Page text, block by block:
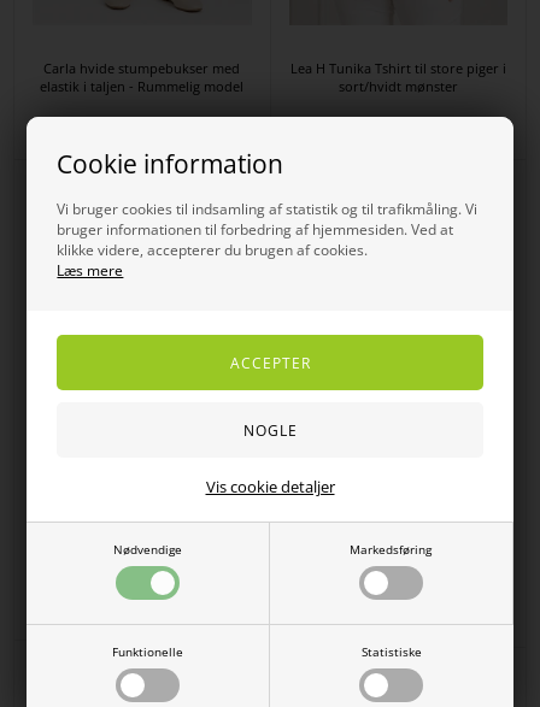
Cookie information
Vi bruger cookies til indsamling af statistik og til trafikmåling. Vi
bruger informationen til forbedring af hjemmesiden. Ved at
klikke videre, accepterer du brugen af cookies.
Læs mere
Nødvendige Markedsføring
Funktionelle Statistiske
Vis cookie detaljer
Carla hvide stumpebukser med
elastik i taljen - Rummelig model
Lea H Tunika Tshirt til store piger i
sort/hvidt mønster
75%
Pasform Karen - Grå stumpebuks
med broderi på ben
50%
Carla blå cowboy stumpebukser
med elastik i taljen – Denim i
rummelig model